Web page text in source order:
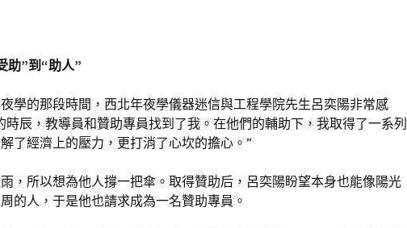
助”到“助人”
學的那段時間，西北年夜學儀器迷信與工程學院先生呂奕陽非常感
時辰，教導員和贊助專員找到了我。在他們的輔助下，我取得了一系列
了經濟上的壓力，更打消了心坎的擔心。”
，所以想為他人撐一把傘。取得贊助后，呂奕陽盼望本身也能像陽光
的人，于是他也請求成為一名贊助專員。